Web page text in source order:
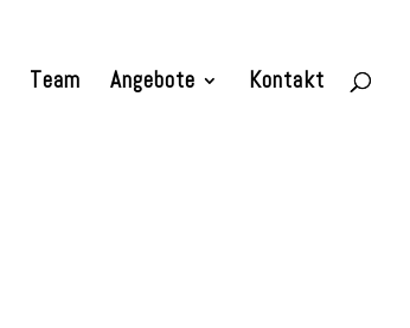
Team Angebote Kontakt